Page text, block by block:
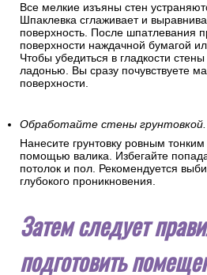
Все мелкие изъяны стен
Шпаклевка сглаживает и
поверхность. После шпатлевания
поверхности наждачной бумагой
Чтобы убедиться в гладкости
ладонью. Вы сразу почувствуете
поверхности.
Обработайте стены грунтовкой.
Нанесите грунтовку ровным
помощью валика. Избегайте
потолок и пол. Рекомендуется
глубокого проникновения.
Затем следует
подготовить